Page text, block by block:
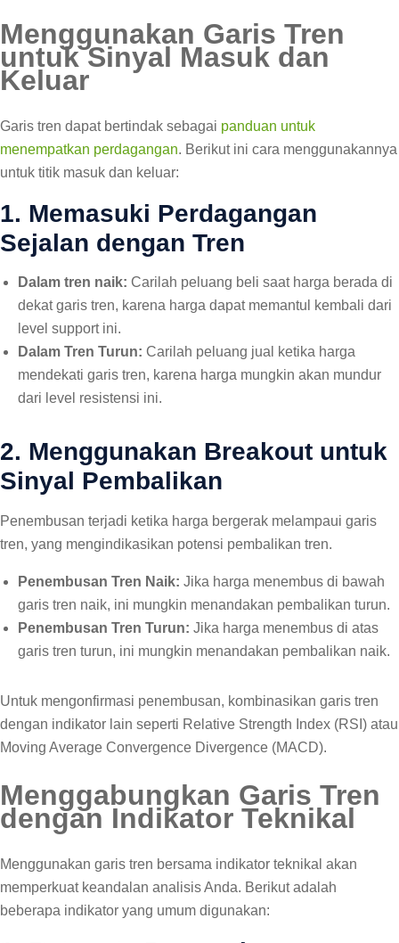
Menggunakan Garis Tren
untuk Sinyal Masuk dan
Keluar
Garis tren dapat bertindak sebagai panduan untuk
menempatkan perdagangan. Berikut ini cara menggunakannya
untuk titik masuk dan keluar:
1. Memasuki Perdagangan
Sejalan dengan Tren
Dalam tren naik: Carilah peluang beli saat harga berada di
dekat garis tren, karena harga dapat memantul kembali dari
level support ini.
Dalam Tren Turun: Carilah peluang jual ketika harga
mendekati garis tren, karena harga mungkin akan mundur
dari level resistensi ini.
2. Menggunakan Breakout untuk
Sinyal Pembalikan
Penembusan terjadi ketika harga bergerak melampaui garis
tren, yang mengindikasikan potensi pembalikan tren.
Penembusan Tren Naik: Jika harga menembus di bawah
garis tren naik, ini mungkin menandakan pembalikan turun.
Penembusan Tren Turun: Jika harga menembus di atas
garis tren turun, ini mungkin menandakan pembalikan naik.
Untuk mengonfirmasi penembusan, kombinasikan garis tren
dengan indikator lain seperti Relative Strength Index (RSI) atau
Moving Average Convergence Divergence (MACD).
Menggabungkan Garis Tren
dengan Indikator Teknikal
Menggunakan garis tren bersama indikator teknikal akan
memperkuat keandalan analisis Anda. Berikut adalah
beberapa indikator yang umum digunakan: